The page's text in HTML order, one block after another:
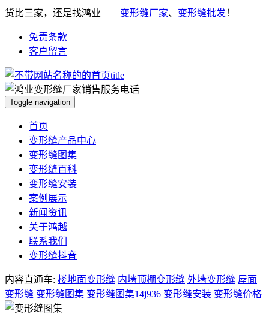
货比三家，还是找鸿业——变形缝厂家、 变形缝批发 ！
免责条款
客户留言
Toggle navigation
首页
变形缝产品中心
变形缝图集
变形缝百科
变形缝安装
案例展示
新闻资讯
关于鸿越
联系我们
变形缝抖音
内容直通车: 楼地面变形缝 内墙顶棚变形缝 外墙变形缝 屋面
变形缝 变形缝图集 变形缝图集14j936 变形缝安装 变形缝价格